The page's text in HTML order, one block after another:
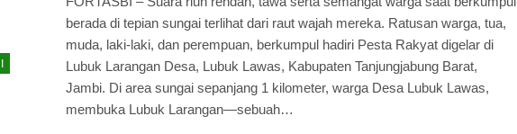
berada di tepian sungai terlihat dari raut wajah mereka. Ratusan warga, tua,
muda, laki-laki, dan perempuan, berkumpul hadiri Pesta Rakyat digelar di
Lubuk Larangan Desa, Lubuk Lawas, Kabupaten Tanjungjabung Barat,
Jambi. Di area sungai sepanjang 1 kilometer, warga Desa Lubuk Lawas,
membuka Lubuk Larangan—sebuah…